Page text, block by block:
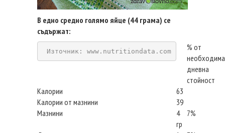
В едно средно голямо яйце (44 грама) се
съдържат:
Източник: www.nutritiondata.com
% от
дневна
стойност
Калории
63
Калории от мазнини
39
Мазнини
4
гр
7%